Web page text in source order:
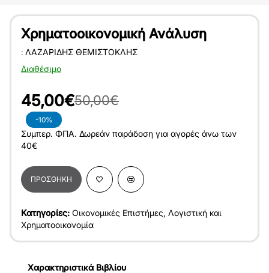
Χρηματοοικονομική Ανάλυση
Διαθέσιμο
: ΛΑΖΑΡΊΔΗΣ ΘΕΜΙΣΤΟΚΛΉΣ
-10%
45,00€50,00€
Συμπερ. ΦΠΑ. Δωρεάν παράδοση για αγορές άνω των
40€
ΠΡΟΣΘΉΚΗ
Κατηγορίες: Οικονομικές Επιστήμες, Λογιστική και
Χρηματοοικονομία
Χαρακτηριστικά Βιβλίου